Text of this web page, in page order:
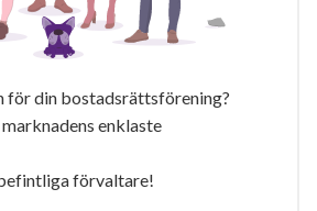
för din bostadsrättsförening?
enklaste
förvaltare!